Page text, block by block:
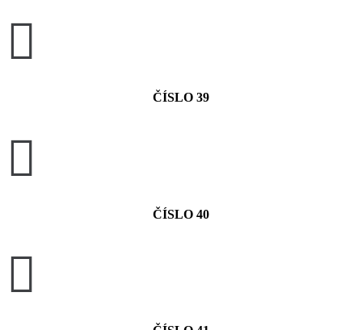

ČÍSLO 39

ČÍSLO 40
